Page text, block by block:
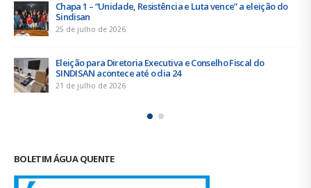
ÚLTIMAS NOTÍCIAS
Duas chapas inscritas para a eleição do SINDISAN; pleito
Urbanitários participam de reunião do Comitê de
empresa para o ACT 2026-2027
11 de junho de 2026